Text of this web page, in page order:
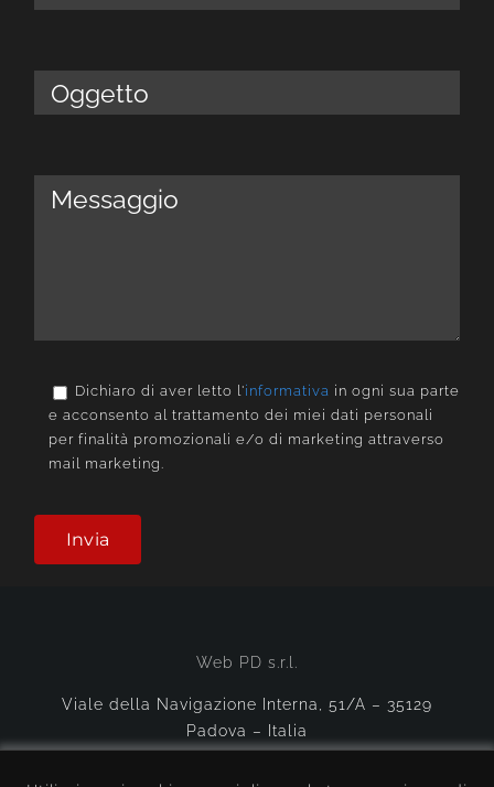
Dichiaro di aver letto l'informativa in ogni sua parte
e acconsento al trattamento dei miei dati personali
per finalità promozionali e/o di marketing attraverso
mail marketing.
Web PD s.r.l.
Viale della Navigazione Interna, 51/A – 35129
Padova – Italia